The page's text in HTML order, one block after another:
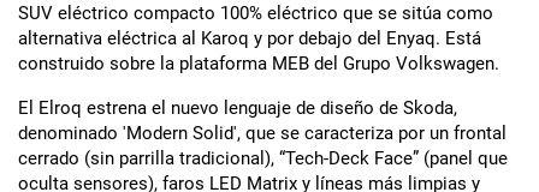
SUV eléctrico compacto 100% eléctrico que se sitúa como
alternativa eléctrica al Karoq y por debajo del Enyaq. Está
construido sobre la plataforma MEB del Grupo Volkswagen.
El Elroq estrena el nuevo lenguaje de diseño de Skoda,
denominado 'Modern Solid', que se caracteriza por un frontal
cerrado (sin parrilla tradicional), “Tech-Deck Face” (panel que
oculta sensores), faros LED Matrix y líneas más limpias y